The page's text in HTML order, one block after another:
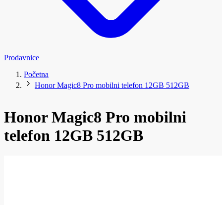
Prodavnice
Početna
Honor Magic8 Pro mobilni telefon 12GB 512GB
Honor Magic8 Pro mobilni
telefon 12GB 512GB